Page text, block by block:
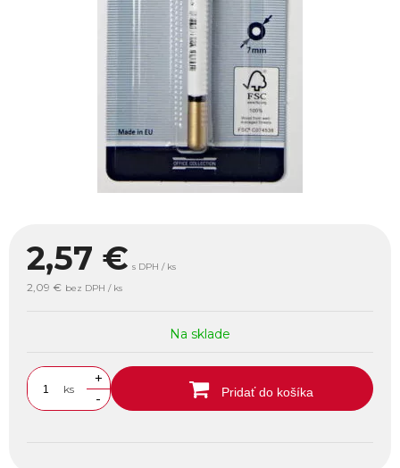
2,57 € s DPH / ks
2,09 € bez DPH / ks
Na sklade
ks
+
-
Pridať do košíka